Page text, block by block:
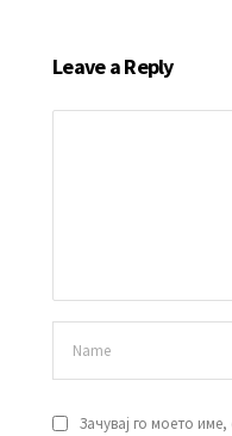
Leave a Reply
Зачувај го моето